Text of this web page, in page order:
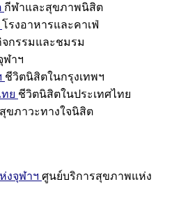
กีฬาและสุขภาพนิสิต
โรงอาหารและคาเฟ่
จกรรมและชมรม
ฬาฯ
ชีวิตนิสิตในกรุงเทพฯ
ย ชีวิตนิสิตในประเทศไทย
สุขภาวะทางใจนิสิต
งจุฬาฯ ศูนย์บริการสุขภาพแห่ง